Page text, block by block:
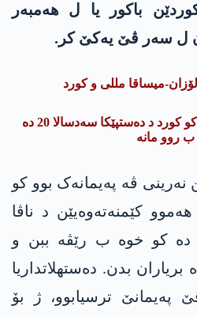
باکور یا ل ھەمبەر
ل سەر ڤێ یەکێ کر.
میساقا مللی و کورد
سیڤەر و لۆزان دو پەیمانن کو کورد د دەستپێکا سەدسالا 20 دە
ب روو مانە
ڤە پەیمانەک بوو کو
کێمنەتەوەیێن د ناڤا
دە کو خوە ب رێڤە ببن و
بدن. دەستھلاتداریا
پەیمانێ ترسیابوو، ژ بۆ